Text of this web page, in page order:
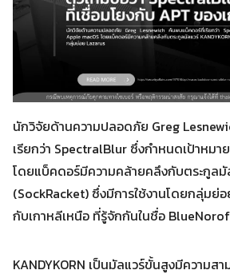
นักวิจัยด้านความปลอดภัย Greg
เรียกว่า SpectralBlur ซึ่งกำหนดเป้าหมา
โดยแบ็คดอร์มีความคล้ายคลึงกับตระกูลมั
(SockRacket) ซึ่งมีการใช้งานโดยกลุ่มย่
กับเกาหลีเหนือ ที่รู้จักกันในชื่อ
KANDYKORN เป็นมัลแวร์ขั้นสูงมีความส